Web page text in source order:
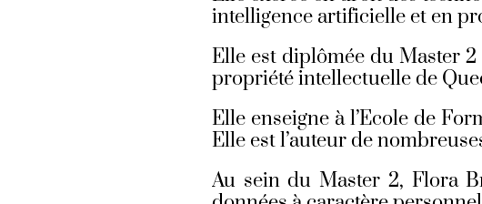
intelligence artificielle et en
Elle est diplômée du Master
propriété intellectuelle de
Elle enseigne à l’Ecole de
Elle est l’auteur de
Au sein du Master 2, Flora